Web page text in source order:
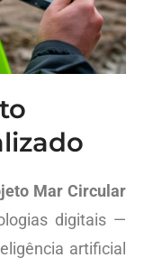
Mar Circular
digitais —
artificial